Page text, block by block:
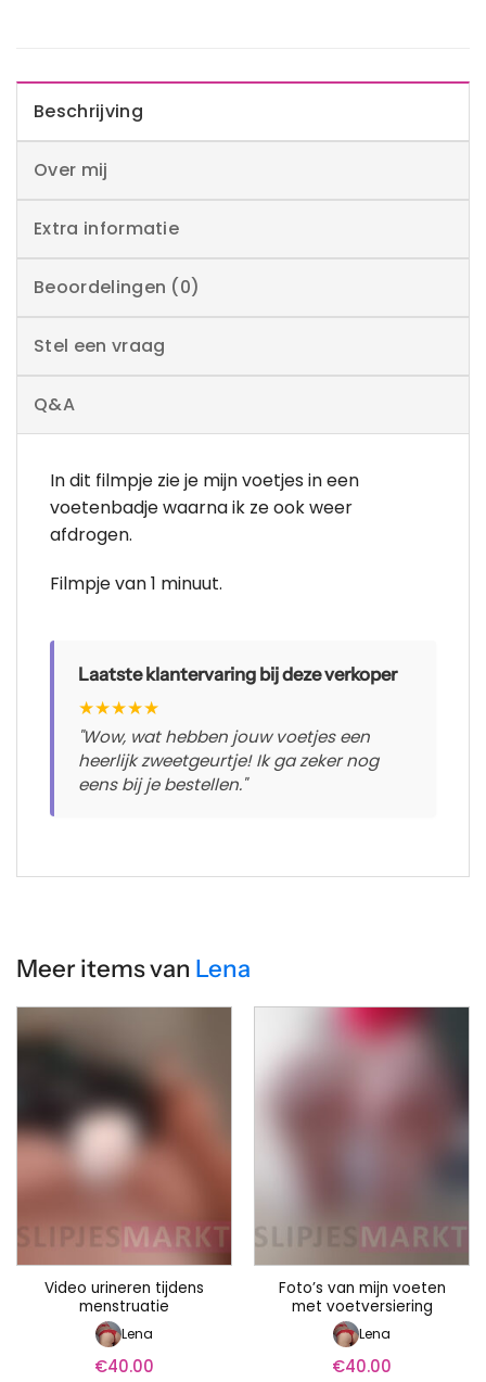
Beschrijving
Over mij
Extra informatie
Beoordelingen (0)
Stel een vraag
Q&A
In dit filmpje zie je mijn voetjes in een
voetenbadje waarna ik ze ook weer
afdrogen.
Filmpje van 1 minuut.
Laatste klantervaring bij deze verkoper
★★★★★
"Wow, wat hebben jouw voetjes een
heerlijk zweetgeurtje! Ik ga zeker nog
eens bij je bestellen."
Meer items van Lena
Video urineren tijdens
menstruatie
Lena
€40.00
Foto’s van mijn voeten
met voetversiering
Lena
€40.00